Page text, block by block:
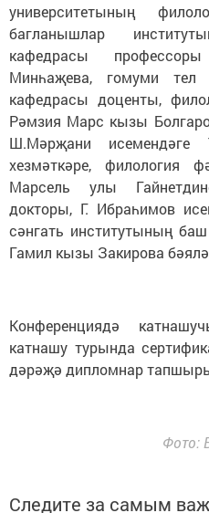
университетының
багланышлар
кафедрасы
Минһаҗева, гомуми тел
кафедрасы доценты,
Рәмзия Марс кызы
Ш.Мәрҗани исемендәге
хезмәткәре, филология
Марсель улы
докторы, Г. Ибраһимов
сәнгать институтының
Гамил кызы Закирова
Конференциядә
катнашу турында
дәрәҗә дипломнар
Фото:
Следите за самым